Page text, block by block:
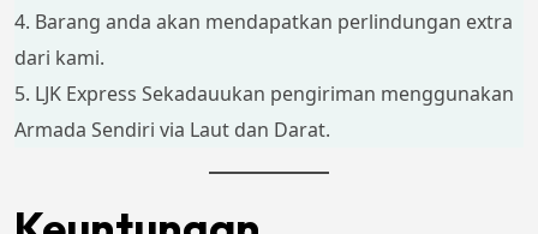
4. Barang anda akan mendapatkan perlindungan extra
dari kami.
5. LJK Express Sekadauukan pengiriman menggunakan
Armada Sendiri via Laut dan Darat.